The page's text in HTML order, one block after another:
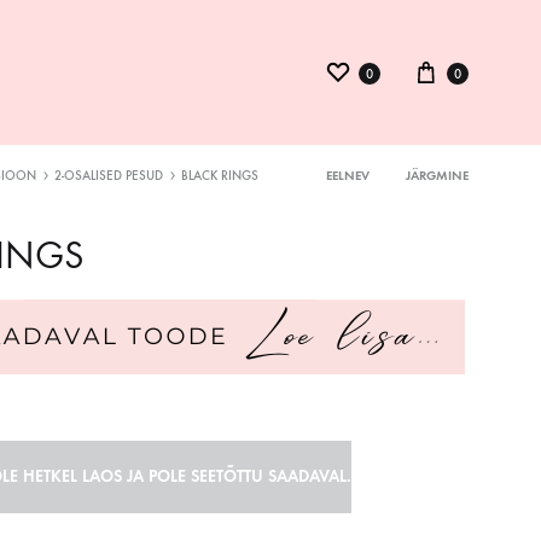
0 0
2-OSALISED PESUD BLACK RINGS EELNEV JÄRGMINE
HETKEL LAOS JA POLE SEETÕTTU SAADAVAL.